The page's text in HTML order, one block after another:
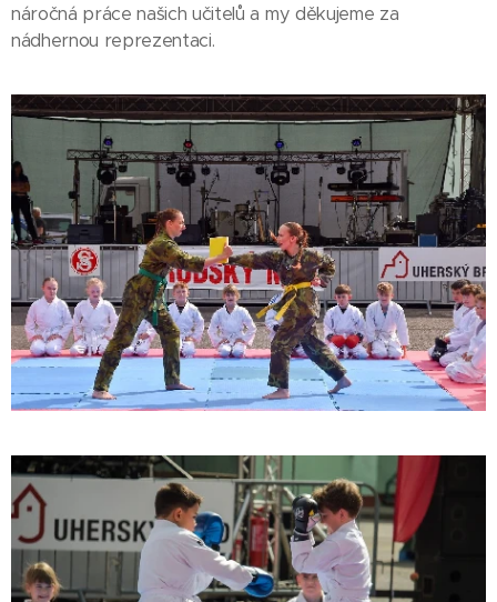
náročná práce našich učitelů a my děkujeme za
nádhernou reprezentaci.